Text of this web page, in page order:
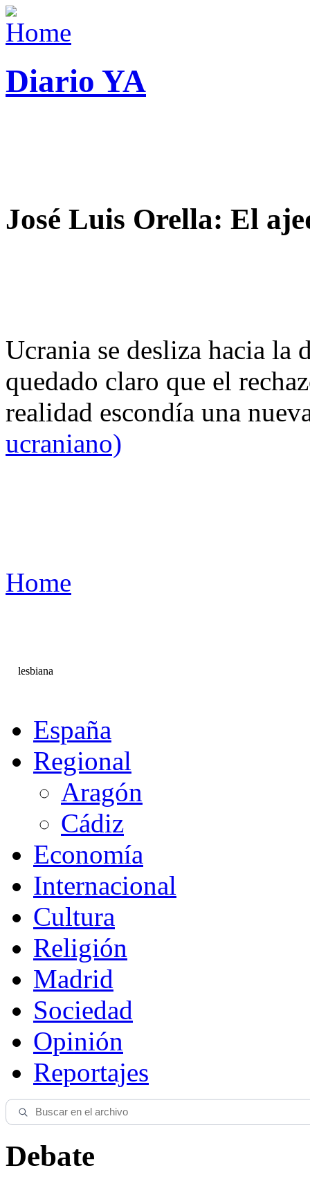
Diario YA
José Luis Orella: El
Ucrania se desliza hacia
quedado claro que el
realidad escondía una
ucraniano)
Home
lesbiana
España
Regional
Aragón
Cádiz
Economía
Internacional
Cultura
Religión
Madrid
Sociedad
Opinión
Reportajes
Debate